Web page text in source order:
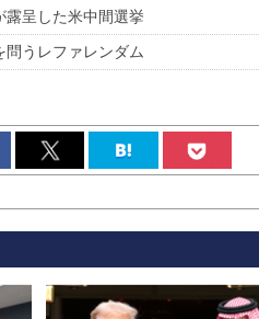
露呈した米中間選挙
うレファレンダム